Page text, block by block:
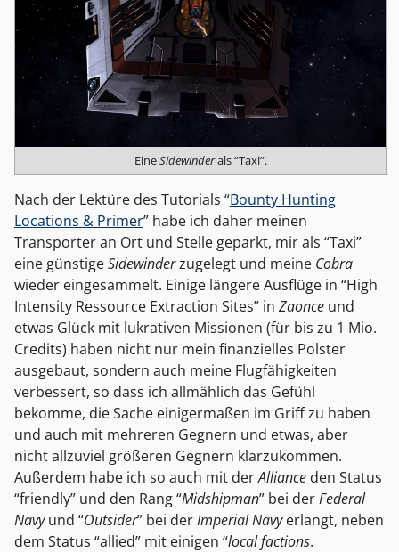
EineSidewinderals “Taxi”.
Nach der Lektüre des Tutorials “Bounty Hunting
Locations & Primer” habe ich daher meinen
Transporter an Ort und Stelle geparkt, mir als “Taxi”
eine günstigeSidewinderzugelegt und meine Cobra
wieder eingesammelt. Einige längere Ausflüge in “High
Intensity Ressource Extraction Sites” in Zaonce und
etwas Glück mit lukrativen Missionen (für bis zu 1 Mio.
Credits) haben nicht nur mein finanzielles Polster
ausgebaut, sondern auch meine Flugfähigkeiten
verbessert, so dass ich allmählich das Gefühl
bekomme, die Sache einigermaßen im Griff zu haben
und auch mit mehreren Gegnern und etwas, aber
nicht allzuviel größeren Gegnern klarzukommen.
Außerdem habe ich so auch mit derAlliance den Status
“friendly” und den Rang “Midshipman” bei derFederal
Navyund “Outsider” bei derImperial Navyerlangt, neben
dem Status “allied” mit einigen “local factions.